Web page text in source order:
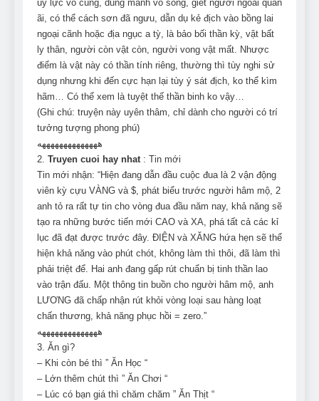
uy lực vô cùng, dũng mãnh vô song, giết người ngoài quan
ãi, có thể cách sơn đã ngưu, dẫn dụ kẻ địch vào bồng lai
ngoại cãnh hoặc địa ngục a tỳ, là bảo bối thần kỳ, vật bất
ly thân, người còn vật còn, người vong vật mất. Nhược
điểm là vật này có thần tính riêng, thường thì tùy nghi sử
dụng nhưng khi đến cực hạn lại tùy ý sát địch, ko thể kìm
hãm… Có thể xem là tuyệt thế thần binh ko vậy…
(Ghi chú: truyện này uyên thâm, chỉ dành cho người có trí
tưởng tượng phong phú)
ههههههههههههههه
2. Truyen cuoi hay nhat: Tin mới
Tin mới nhận: “Hiện đang dẫn đầu cuộc đua là 2 vận động
viên kỳ cựu VÀNG và $, phát biểu trước người hâm mộ, 2
anh tỏ ra rất tự tin cho vòng đua đầu năm nay, khả năng sẽ
tạo ra những bước tiến mới CAO và XA, phá tất cả các kỉ
lục đã đạt được trước đây. ĐIỆN và XĂNG hứa hẹn sẽ thể
hiện khả năng vào phút chót, không làm thì thôi, đã làm thì
phải triệt để. Hai anh đang gấp rút chuẩn bị tinh thần lao
vào trận đấu. Một thông tin buồn cho người hâm mộ, anh
LƯƠNG đã chấp nhận rút khỏi vòng loại sau hàng loạt
chấn thương, khả năng phục hồi = zero.”
ههههههههههههههه
3. Ăn gì?
– Khi còn bé thì ” Ăn Học “
– Lớn thêm chút thì ” Ăn Chơi “
– Lúc có bạn giá thì chăm chăm ” Ăn Thịt “